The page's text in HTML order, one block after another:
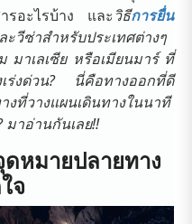
รอะไรบ้าง และวิธีการยื่น
ะวีซ่าสำหรับประเทศต่างๆ
มาเลเซีย หรือเมียนมาร์ ที่
เร่งด่วน? นี่คือทางออกที่ดี
ที่วางแผนเดินทางในนาที
มาอ่านกันเลย!!
ดหมายปลายทาง
จ